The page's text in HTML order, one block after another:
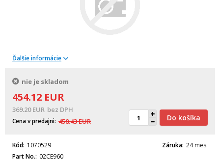
Ďalšie informácie
nie je skladom
454.12 EUR
369.20EUR bez DPH
Cena v predajni 458.43EUR Do košíka
Kód 1070529
Part No. 02CE960
Záruka 24 mes.